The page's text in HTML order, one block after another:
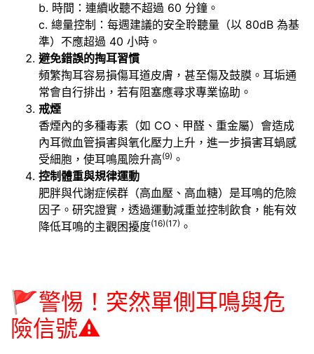
b. 時間：連續收聽不超過 60 分鐘。
c. 總量控制：每週建議的安全聆聽量（以 80dB 為基
準）不應超過 40 小時。
避免錯誤的掏耳習慣
頻繁掏耳容易損傷耳道皮膚，甚至傷及鼓膜。耳垢通
常會自行排出，若有阻塞應尋求專業協助。
戒煙
香煙內的多種毒素（如 CO、甲醛、重金屬）會造成
內耳微血管損害與氧化壓力上升，進一步損害耳蝸感
受細胞，使耳鳴風險升高(9) 。
控制體重與規律運動
肥胖與代謝症候群（高血壓、高血糖）是耳鳴的危險
因子。研究證實，透過運動減重並控制飲食，能有效
降低耳鳴的主觀困擾度(16)(17) 。
🚩警惕！突然單側耳鳴與危
險信號⚠️